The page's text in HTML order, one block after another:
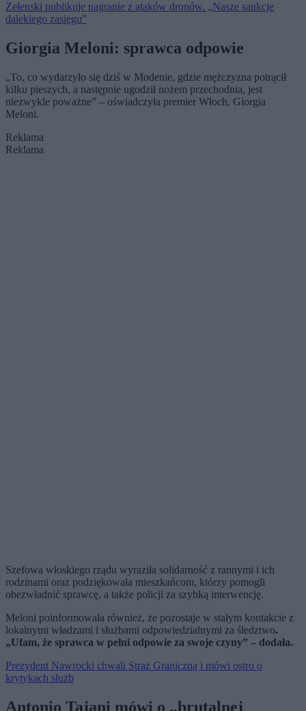
Zełenski publikuje nagranie z ataków dronów. „Nasze sankcje
dalekiego zasięgu”
Giorgia Meloni: sprawca odpowie
„To, co wydarzyło się dziś w Modenie, gdzie mężczyzna potrącił
kilku pieszych, a następnie ugodził nożem przechodnia, jest
niezwykle poważne” – oświadczyła premier Włoch, Giorgia
Meloni.
Reklama
Reklama
Szefowa włoskiego rządu wyraziła solidarność z rannymi i ich
rodzinami oraz podziękowała mieszkańcom, którzy pomogli
obezwładnić sprawcę, a także policji za szybką interwencję.
Meloni poinformowała również, że pozostaje w stałym kontakcie z
lokalnymi władzami i służbami odpowiedzialnymi za śledztwo.
„Ufam, że sprawca w pełni odpowie za swoje czyny” – dodała.
Prezydent Nawrocki chwali Straż Graniczną i mówi ostro o
krytykach służb
Antonio Tajani mówi o „brutalnej